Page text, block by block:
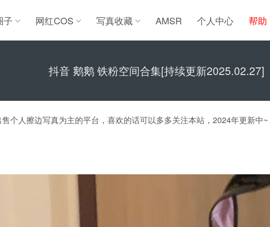
子 网红COS 写真收藏 AMSR 个人中心 帮助
抖音 鹅鹅 铁粉空间合集[持续更新2025.02.27]
个人擦边写真为主的平台，喜欢的话可以多多关注本站，2024年更新中~